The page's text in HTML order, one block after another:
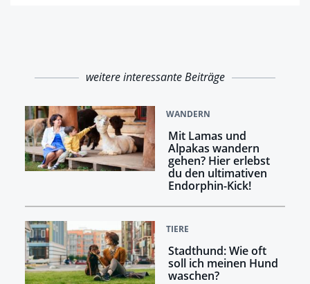
weitere interessante Beiträge
WANDERN
Mit Lamas und
Alpakas wandern
gehen? Hier erlebst
du den ultimativen
Endorphin-Kick!
TIERE
Stadthund: Wie oft
soll ich meinen Hund
waschen?